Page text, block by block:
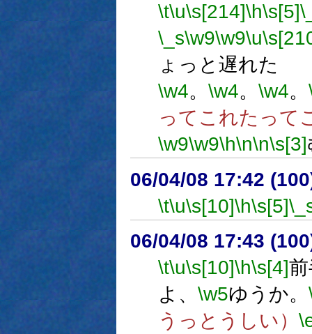
\t\u\s[214]\h\s[5]
\_s\w9\w9\u
ょっと遅れた
\w4。 \w4。 \w4。
ってこれたって
\w9\w9\h\n\n\s[3]
06/04/08 17:42
\t\u\s[10]\h\s[5]
06/04/08 17:43
\t\u\s[10]\h\s[4]
よ、 \w5ゆうか。
うっとうしい）